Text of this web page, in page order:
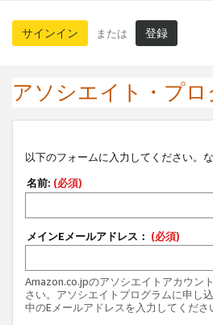
サインイン または 登録
アソシエイト・プ
以下のフォームに入力してください。
名前: (必須)
メインEメールアドレス： (必須)
Amazon.co.jpのアソシエイトアカウン
さい。アソシエイトプログラムに申し
中のEメールアドレスを入力してくださ